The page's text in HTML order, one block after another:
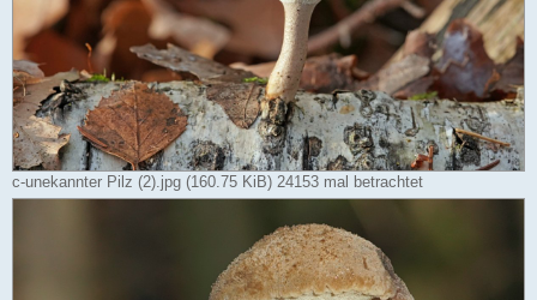
c-unekannter Pilz (2).jpg (160.75 KiB) 24153 mal betrachtet